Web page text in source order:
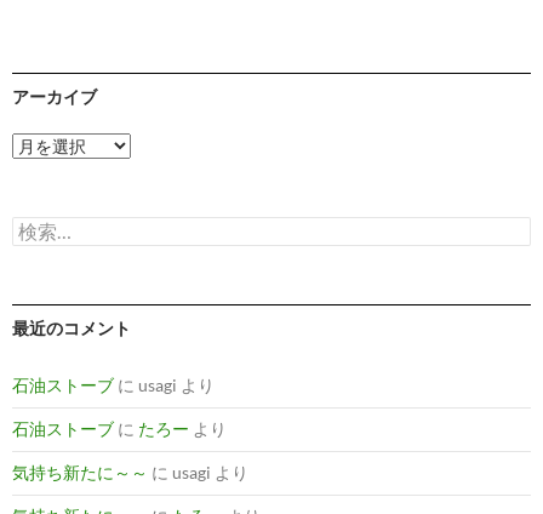
アーカイブ
ア
ー
ブ
検
索:
最近のコメント
石油ストーブ に usagi より
石油ストーブ に たろー より
気持ち新たに～～ に usagi より